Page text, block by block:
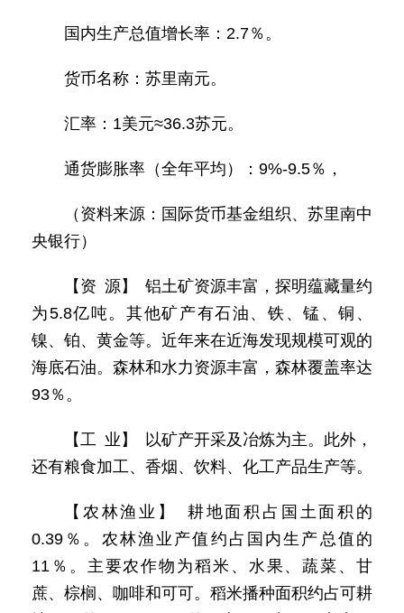
国内生产总值增长率：2.7％。
货币名称：苏里南元。
汇率：1美元≈36.3苏元。
通货膨胀率（全年平均）：9%-9.5％，
（资料来源：国际货币基金组织、苏里南中
央银行）
【资 源】 铝土矿资源丰富，探明蕴藏量约
为5.8亿吨。其他矿产有石油、铁、锰、铜、
镍、铂、黄金等。近年来在近海发现规模可观的
海底石油。森林和水力资源丰富，森林覆盖率达
93％。
【工 业】 以矿产开采及冶炼为主。此外，
还有粮食加工、香烟、饮料、化工产品生产等。
【农林渔业】 耕地面积占国土面积的
0.39％。农林渔业产值约占国内生产总值的
11％。主要农作物为稻米、水果、蔬菜、甘
蔗、棕榈、咖啡和可可。稻米播种面积约占可耕